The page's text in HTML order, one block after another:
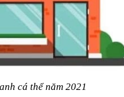
cá thể năm 2021